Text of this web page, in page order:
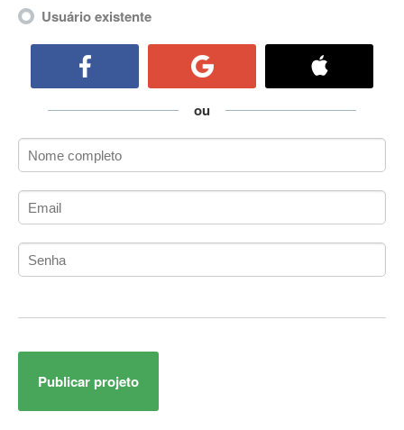
Active Directory
ActiveX Data Objects (ADO)
ADK
Administração Acadêmica
Administração de Artistas e Repertórios
Administração de Banco de Dados
Administração de Redes
Administrador de Sistemas
Adobe After Effects
Adobe AIR
Usuário existente
ou
Publicar projeto